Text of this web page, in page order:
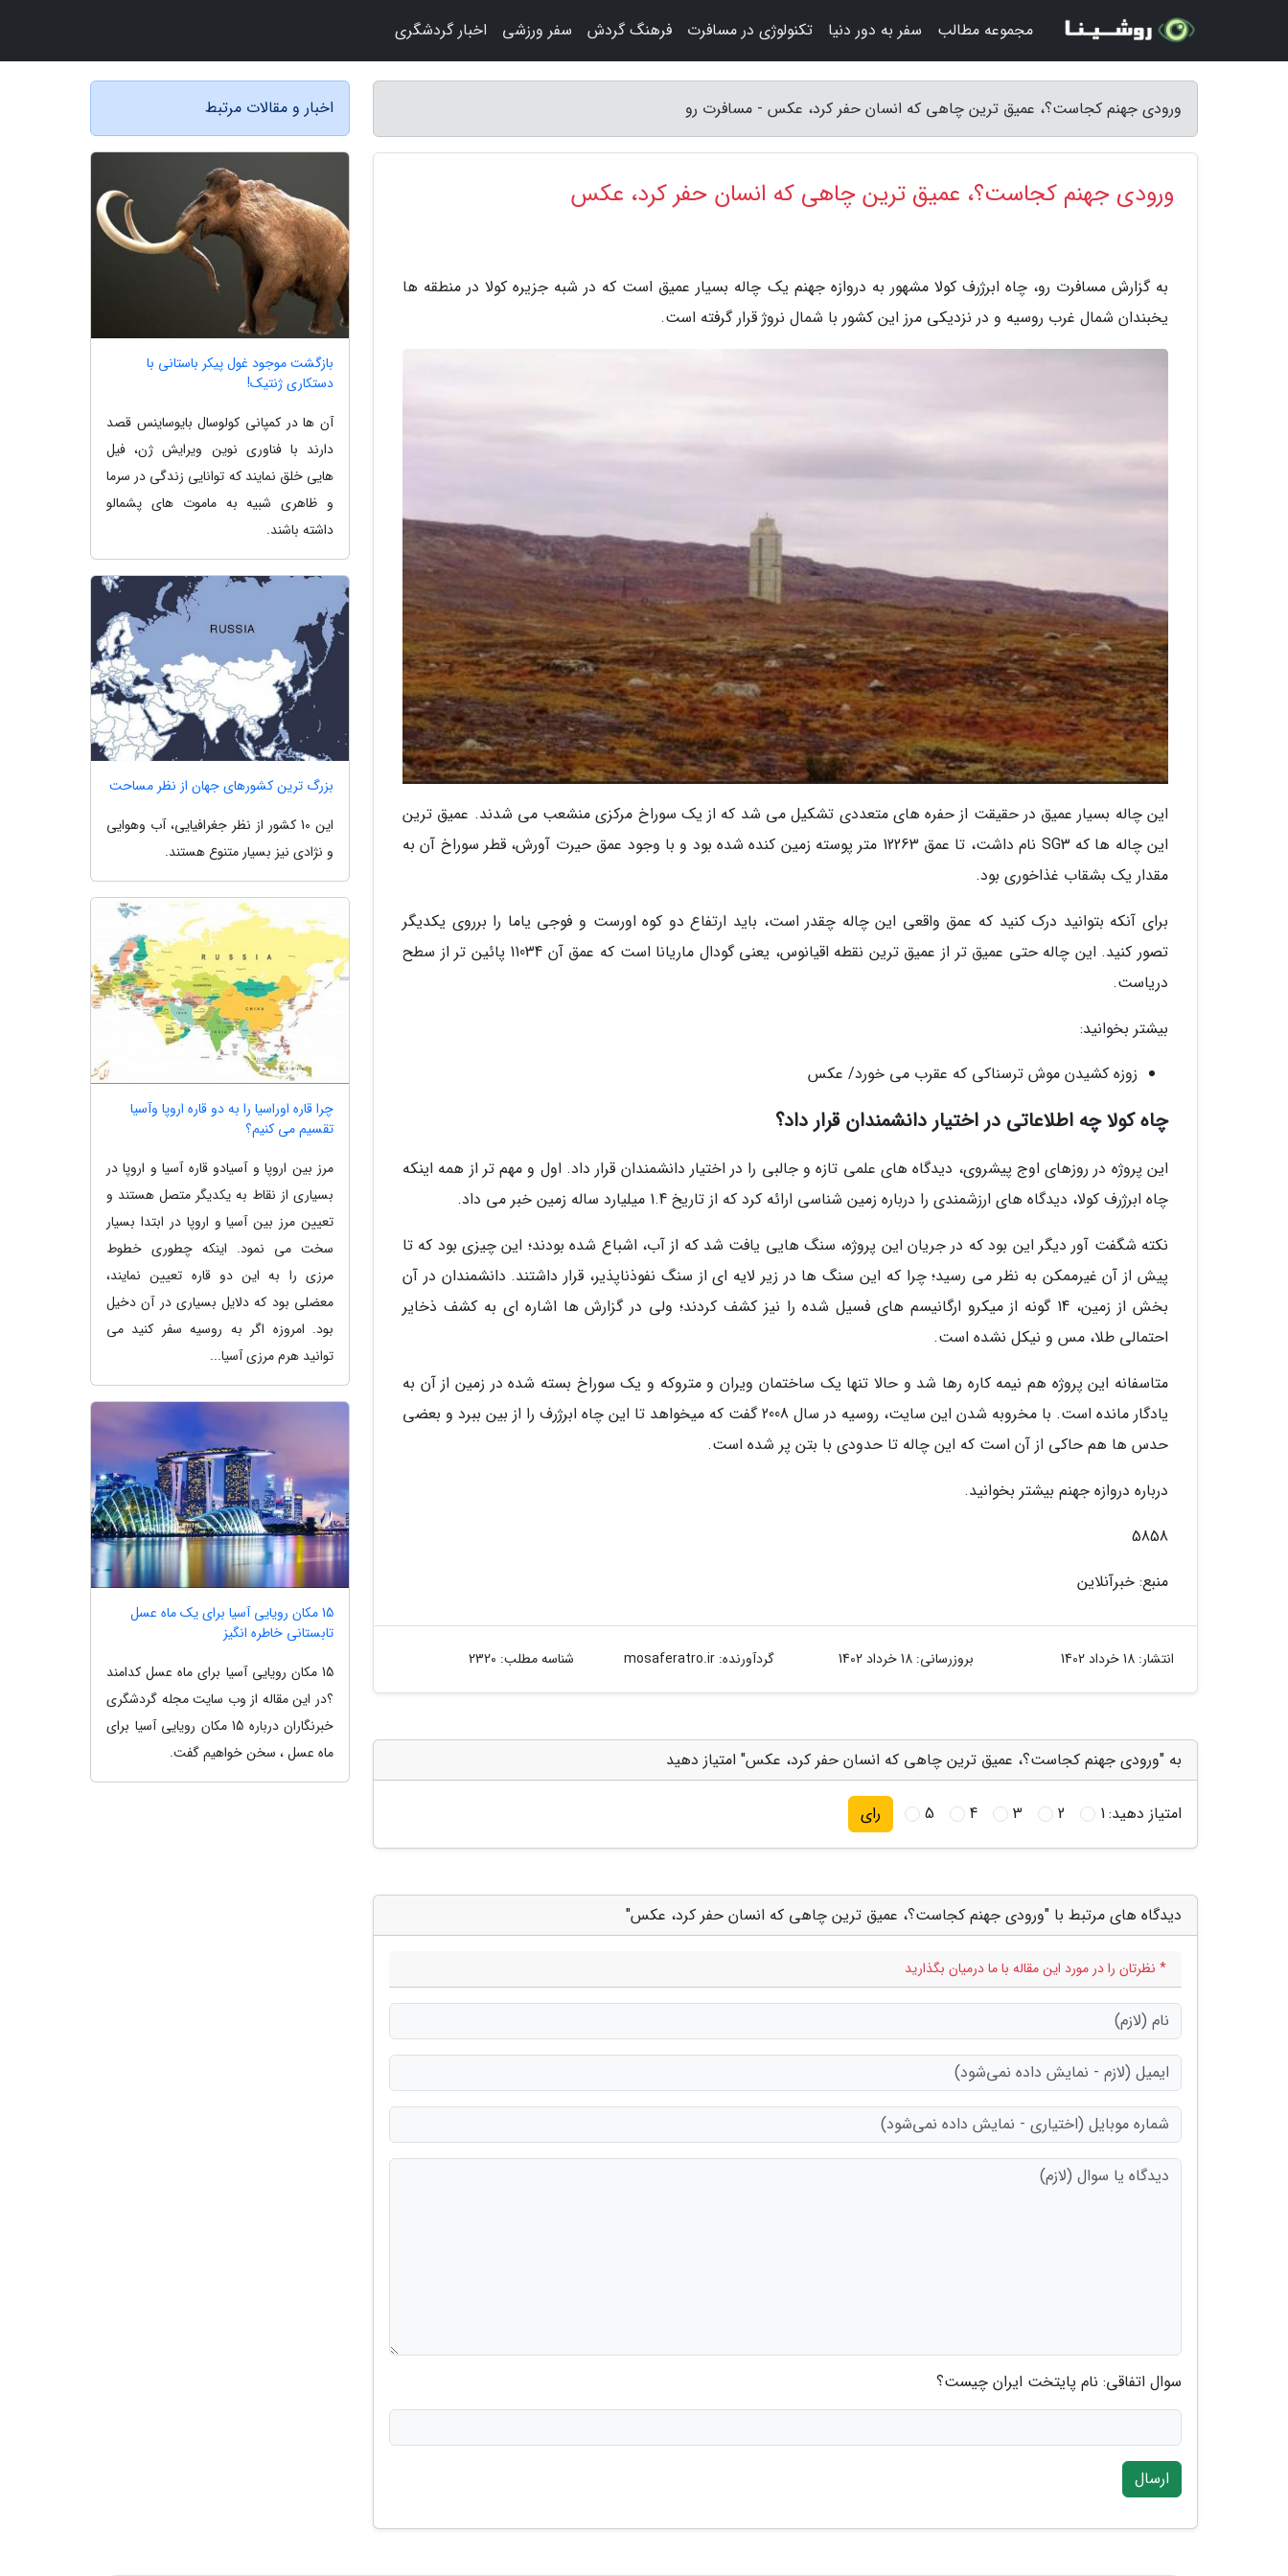
ورودی جهنم کجاست؟، عمیق ترین چاهی که انسان حفر کرد، عکس - مسافرت رو
ورودی جهنم کجاست؟، عمیق ترین چاهی که انسان حفر کرد، عکس
به گزارش مسافرت رو، چاه ابرژرف کولا مشهور به دروازه جهنم یک چاله بسیار عمیق است که در شبه جزیره کولا در منطقه ها
یخبندان شمال غرب روسیه و در نزدیکی مرز این کشور با شمال نروژ قرار گرفته است.
این چاله بسیار عمیق در حقیقت از حفره های متعددی تشکیل می شد که از یک سوراخ مرکزی منشعب می شدند. عمیق ترین
این چاله ها که SG3 نام داشت، تا عمق 12263 متر پوسته زمین کنده شده بود و با وجود عمق حیرت آورش، قطر سوراخ آن به
مقدار یک بشقاب غذاخوری بود.
برای آنکه بتوانید درک کنید که عمق واقعی این چاله چقدر است، باید ارتفاع دو کوه اورست و فوجی یاما را برروی یکدیگر
تصور کنید. این چاله حتی عمیق تر از عمیق ترین نقطه اقیانوس، یعنی گودال ماریانا است که عمق آن 11034 پائین تر از سطح
دریاست.
بیشتر بخوانید:
زوزه کشیدن موش ترسناکی که عقرب می خورد/ عکس
چاه کولا چه اطلاعاتی در اختیار دانشمندان قرار داد؟
این پروژه در روزهای اوج پیشروی، دیدگاه های علمی تازه و جالبی را در اختیار دانشمندان قرار داد. اول و مهم تر از همه اینکه
چاه ابرژرف کولا، دیدگاه های ارزشمندی را درباره زمین شناسی ارائه کرد که از تاریخ 1.4 میلیارد ساله زمین خبر می داد.
نکته شگفت آور دیگر این بود که در جریان این پروژه، سنگ هایی یافت شد که از آب، اشباع شده بودند؛ این چیزی بود که تا
پیش از آن غیرممکن به نظر می رسید؛ چرا که این سنگ ها در زیر لایه ای از سنگ نفوذناپذیر، قرار داشتند. دانشمندان در آن
بخش از زمین، 14 گونه از میکرو ارگانیسم های فسیل شده را نیز کشف کردند؛ ولی در گزارش ها اشاره ای به کشف ذخایر
احتمالی طلا، مس و نیکل نشده است.
متاسفانه این پروژه هم نیمه کاره رها شد و حالا تنها یک ساختمان ویران و متروکه و یک سوراخ بسته شده در زمین از آن به
یادگار مانده است. با مخروبه شدن این سایت، روسیه در سال 2008 گفت که میخواهد تا این چاه ابرژرف را از بین ببرد و بعضی
حدس ها هم حاکی از آن است که این چاله تا حدودی با بتن پر شده است.
درباره دروازه جهنم بیشتر بخوانید.
5858
منبع: خبرآنلاین
انتشار: 18 خرداد 1402 بروزرسانی: 18 خرداد 1402 گردآورنده:mosaferatro.ir شناسه مطلب: 2320
به "ورودی جهنم کجاست؟، عمیق ترین چاهی که انسان حفر کرد، عکس" امتیاز دهید
امتیاز دهید:1
2
3
4
5 رای
دیدگاه های مرتبط با "ورودی جهنم کجاست؟، عمیق ترین چاهی که انسان حفر کرد، عکس"
* نظرتان را در مورد این مقاله با ما درمیان بگذارید
سوال اتفاقی: نام پایتخت ایران چیست؟
ارسال
اخبار و مقالات مرتبط
بازگشت موجود غول پیکر باستانی با
دستکاری ژنتیک!
آن ها در کمپانی کولوسال بایوساینس قصد
دارند با فناوری نوین ویرایش ژن، فیل
هایی خلق نمایند که توانایی زندگی در سرما
و ظاهری شبیه به ماموت های پشمالو
داشته باشند.
بزرگ ترین کشورهای جهان از نظر مساحت
این 10 کشور از نظر جغرافیایی، آب وهوایی
و نژادی نیز بسیار متنوع هستند.
چرا قاره اوراسیا را به دو قاره اروپا وآسیا
تقسیم می کنیم؟
مرز بین اروپا و آسیادو قاره آسیا و اروپا در
بسیاری از نقاط به یکدیگر متصل هستند و
تعیین مرز بین آسیا و اروپا در ابتدا بسیار
سخت می نمود. اینکه چطوری خطوط
مرزی را به این دو قاره تعیین نمایند،
معضلی بود که دلایل بسیاری در آن دخیل
بود. امروزه اگر به روسیه سفر کنید می
توانید هرم مرزی آسیا...
15 مکان رویایی آسیا برای یک ماه عسل
تابستانی خاطره انگیز
15 مکان رویایی آسیا برای ماه عسل کدامند
؟در این مقاله از وب سایت مجله گردشگری
خبرنگاران درباره 15 مکان رویایی آسیا برای
ماه عسل ، سخن خواهیم گفت.
مجموعه مطالب سفر به دور دنیا تکنولوژی در مسافرت فرهنگ گردش سفر ورزشی اخبار گردشگری